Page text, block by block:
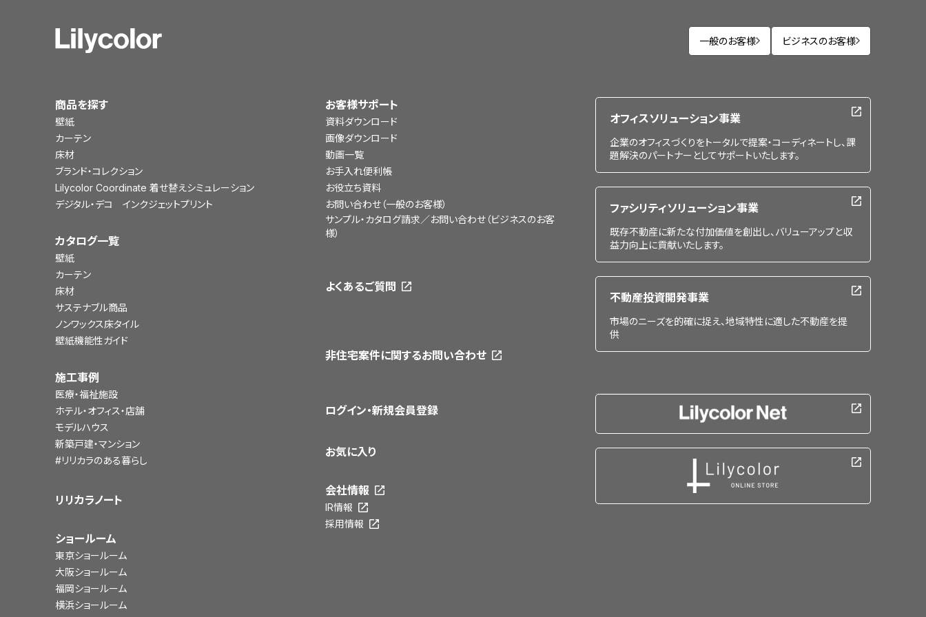
一般のお客様 ビジネスのお客様
商品を探す
壁紙
カーテン
床材
ブランド・コレクション
Lilycolor Coordinate 着せ替えシミュレーション
デジタル・デコ インクジェットプリント
カタログ一覧
壁紙
カーテン
床材
サステナブル商品
ノンワックス床タイル
壁紙機能性ガイド
施工事例
医療・福祉施設
ホテル・オフィス・店舗
モデルハウス
新築戸建・マンション
#リリカラのある暮らし
リリカラノート
ショールーム
東京ショールーム
大阪ショールーム
福岡ショールーム
横浜ショールーム
お客様サポート
資料ダウンロード
画像ダウンロード
動画一覧
お手入れ便利帳
お役立ち資料
お問い合わせ（一般のお客様）
サンプル・カタログ請求／お問い合わせ（ビジネスのお客
様）
よくあるご質問
非住宅案件に関するお問い合わせ
ログイン・新規会員登録
お気に入り
会社情報
IR情報
採用情報
オフィスソリューション事業
企業のオフィスづくりをトータルで提案・コーディネートし、課
題解決のパートナーとしてサポートいたします。
ファシリティソリューション事業
既存不動産に新たな付加価値を創出し、バリューアップと収
益力向上に貢献いたします。
不動産投資開発事業
市場のニーズを的確に捉え、地域特性に適した不動産を提
供